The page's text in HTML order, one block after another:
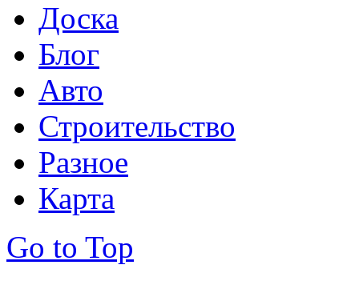
Доска
Блог
Авто
Строительство
Разное
Карта
Go to Top